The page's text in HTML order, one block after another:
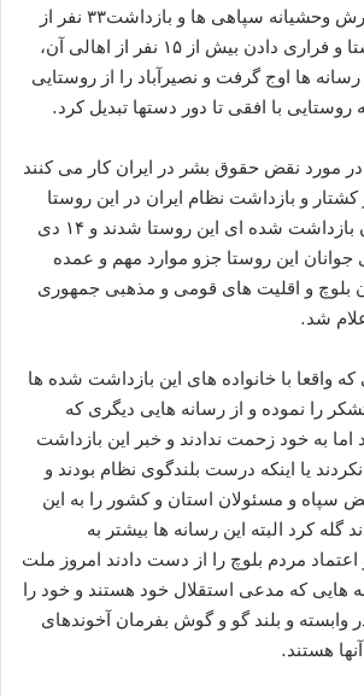
در ۱۴ دی ماه ۹۳ و یورش وحشیانه سپاهی ها و بازداشت۳۳ نفر از
جوانان بیگناه این روستا و فراری دادن بیش از ۱۵ نفر از اهالی آن،
ها اوج گرفت و نصیرآباد را از روستایی
با افقی تا دور دستها تبدیل کرد.
در مورد نقض حقوق بشر در ایران کار می کنند
و بازداشت نظام ایران در این روستا
خواستار آزادی جوانان بازداشت شده ای این روستا شدند و ۱۴ دی
جوانان این روستا جزو موارد مهم و عمده
و اقلیت های قومی و مذهبی جمهوری
که واقعا با خانواده های این بازداشت شده ها
را نموده و از رسانه هایی دیگری که
به خود زحمت ندادند و خبر این بازداشت
یا اینکه درست بلندگوی نظام بودند و
سپاه و مسئولان استان و کشور را به این
گله کرد البته این رسانه ها بیشتر به
مردم بلوچ را از دست دادند امروز ملت
هایی که مدعی استقلال خود هستند و خود را
وابسته و بلند گو و گوش بفرمان آخوندهای
هستند.